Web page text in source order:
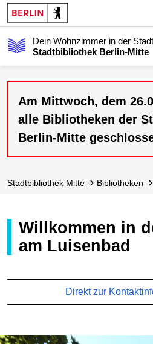
Dein Wohnzimmer in der Stadt
Stadtbibliothek Berlin-Mitte
Am Mittwoch, dem
alle Bibliotheken der
Berlin-Mitte
Stadt­bibliothek Mitte Bibliotheken
Willkommen in der Bibliothek
am Luisenbad
Direkt zur